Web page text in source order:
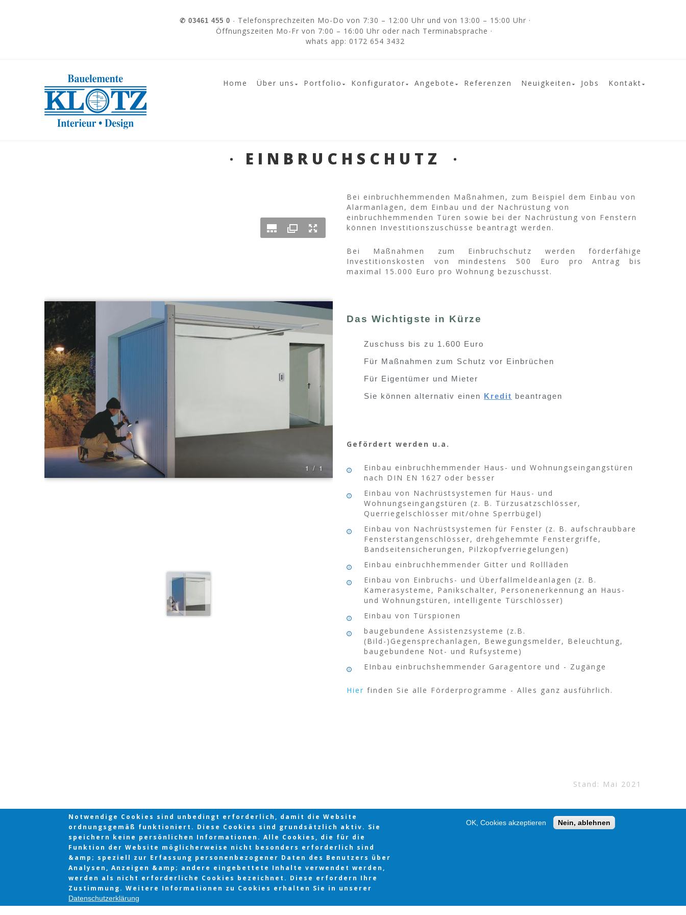
✆ 03461 455 0 · Telefonsprechzeiten Mo-Do von 7:30 – 12:00 Uhr und von 13:00 – 15:00 Uhr ·
Öffnungszeiten Mo-Fr von 7:00 – 16:00 Uhr oder nach Terminabsprache ·
whats app: 0172 654 3432
Home Über uns Portfolio Konfigurator Angebote Referenzen Neuigkeiten
»
Jobs Kontakt
»
EINBRUCHSCHUTZ
1 / 1
Bei einbruchhemmenden Maßnahmen, zum Beispiel dem Einbau von
Alarmanlagen, dem Einbau und der Nachrüstung von
einbruchhemmenden Türen sowie bei der Nachrüstung von Fenstern
können Investitionszuschüsse beantragt werden.
Bei Maßnahmen zum Einbruch­schutz werden förder­fähige
Investitions­kosten von mindestens 500 Euro pro Antrag bis
maximal 15.000 Euro pro Wohnung bezuschusst.
Das Wichtigste in Kürze
Zuschuss bis zu 1.600 Euro
Für Maßnahmen zum Schutz vor Einbrüchen
Für Eigentümer und Mieter
Sie können alternativ einen Kredit beantragen
Gefördert werden u.a.
Einbau einbruchhemmender Haus- und Wohnungseingangstüren
nach DIN EN 1627 oder besser
Einbau von Nachrüstsystemen für Haus- und
Wohnungseingangstüren (z. B. Türzusatzschlösser,
Querriegelschlösser mit/ohne Sperrbügel)
Einbau von Nachrüstsystemen für Fenster (z. B. aufschraubbare
Fensterstangenschlösser, drehgehemmte Fenstergriffe,
Bandseitensicherungen, Pilzkopfverriegelungen)
Einbau einbruchhemmender Gitter und Rollläden
Einbau von Einbruchs- und Überfallmeldeanlagen (z. B.
Kamerasysteme, Panikschalter, Personenerkennung an Haus-
und Wohnungstüren, intelligente Türschlösser)
Einbau von Türspionen
baugebundene Assistenzsysteme (z.B.
(Bild-)Gegensprechanlagen, Bewegungsmelder, Beleuchtung,
baugebundene Not- und Rufsysteme)
EInbau einbruchshemmender Garagentore und - Zugänge
Hier finden Sie alle Förderprogramme - Alles ganz ausführlich.
Stand: Mai 2021
Notwendige Cookies sind unbedingt erforderlich, damit die Website
ordnungsgemäß funktioniert. Diese Cookies sind grundsätzlich aktiv. Sie
speichern keine persönlichen Informationen. Alle Cookies, die für die
Funktion der Website möglicherweise nicht besonders erforderlich sind
&amp; speziell zur Erfassung personenbezogener Daten des Benutzers über
Analysen, Anzeigen &amp; andere eingebettete Inhalte verwendet werden,
werden als nicht erforderliche Cookies bezeichnet. Diese erfordern Ihre
Zustimmung. Weitere Informationen zu Cookies erhalten Sie in unserer
Datenschutzerklärung
OK, Cookies akzeptieren Nein, ablehnen